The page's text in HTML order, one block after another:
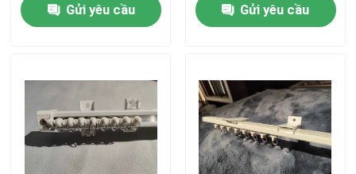
Liên hệ chúng tôi
Quần áo thời trang cũ
Quần áo trẻ em tiểu học
Gửi yêu cầu
Gửi yêu cầu